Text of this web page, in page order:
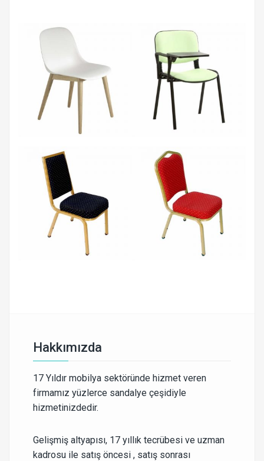
Hakkımızda
17 Yıldır mobilya sektöründe hizmet veren
firmamız yüzlerce sandalye çeşidiyle
hizmetinizdedir.
Gelişmiş altyapısı, 17 yıllık tecrübesi ve uzman
kadrosu ile satış öncesi , satış sonrası